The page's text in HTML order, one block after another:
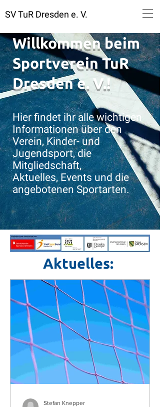
SV TuR Dresden e. V.
Willkommen beim
Sportverein TuR
Dresden e. V.!
Hier findet ihr alle wichtigen
Informationen über den
Verein, Kinder- und
Jugendsport, die
Mitgliedschaft,
Aktuelles, Events und die
angebotenen Sportarten.
Aktuelles:
Stefan Knepper